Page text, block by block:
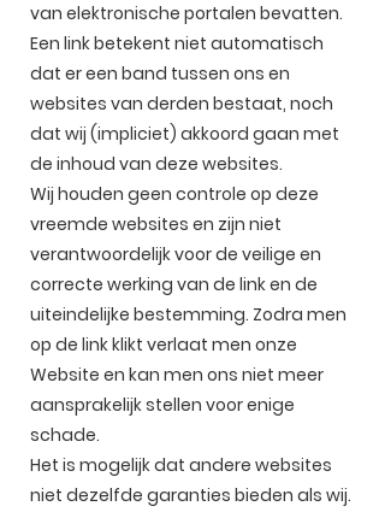
van elektronische portalen bevatten.
Een link betekent niet automatisch
dat er een band tussen ons en
websites van derden bestaat, noch
dat wij (impliciet) akkoord gaan met
de inhoud van deze websites.
Wij houden geen controle op deze
vreemde websites en zijn niet
verantwoordelijk voor de veilige en
correcte werking van de link en de
uiteindelijke bestemming. Zodra men
op de link klikt verlaat men onze
Website en kan men ons niet meer
aansprakelijk stellen voor enige
schade.
Het is mogelijk dat andere websites
niet dezelfde garanties bieden als wij.